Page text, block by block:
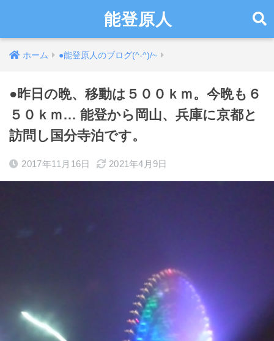
能登原人
ホーム ●能登原人のブログ(^-^)/~
●昨日の晩、移動は５００ｋｍ。今晩も６
５０ｋｍ… 能登から岡山、兵庫に京都と
訪問し国分寺泊です。
2017年11月16日 2021年4月9日